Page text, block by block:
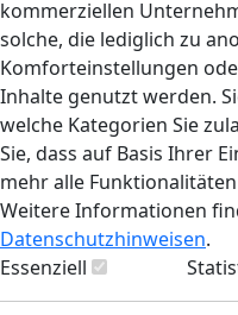
kommerziellen
solche, die lediglich zu
Komforteinstellungen
Inhalte genutzt werden.
welche Kategorien Sie
Sie, dass auf Basis Ihrer
mehr alle
Weitere Informationen
Datenschutzhinweisen.
Essenziell